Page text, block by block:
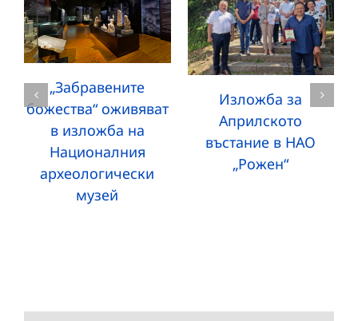
„Забравените
божества“ оживяват
в изложба на
Националния
археологически
музей
Изложба за
Априлското
въстание в НАО
„Рожен“